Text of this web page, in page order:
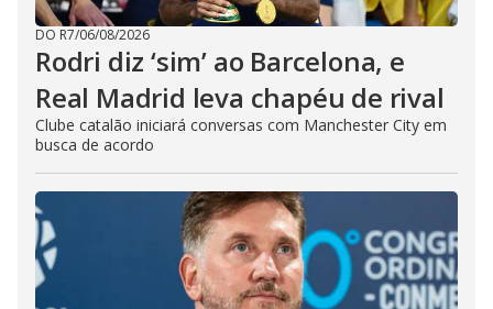
DO R7/06/08/2026
Rodri diz ‘sim’ ao Barcelona, e
Real Madrid leva chapéu de rival
Clube catalão iniciará conversas com Manchester City em
busca de acordo